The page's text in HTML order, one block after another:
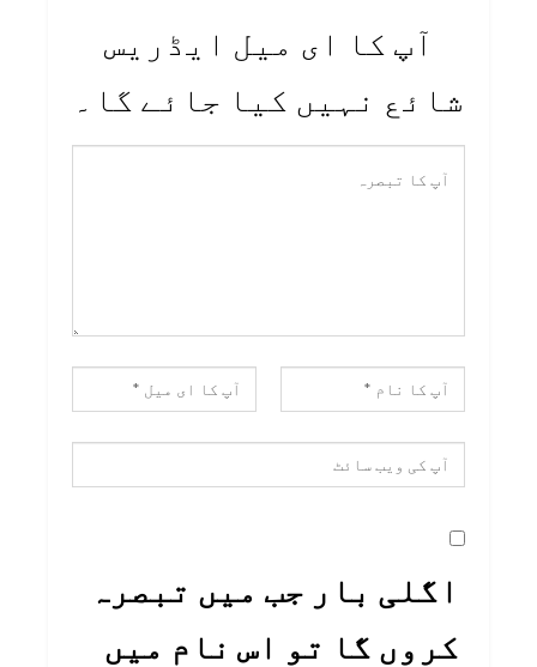
آپ کا ای میل ایڈریس
شائع نہیں کیا جائے گا۔
اگلی بار جب میں تبصرہ
کروں گا تو اس نام میں